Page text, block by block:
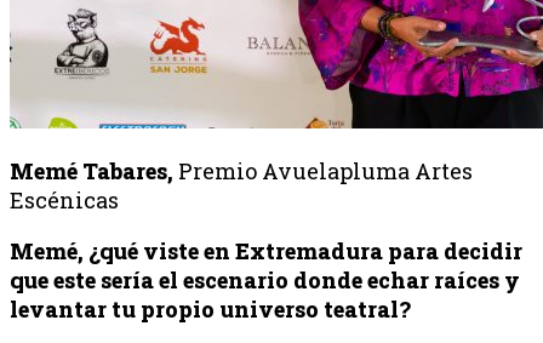
Memé Tabares, Premio Avuelapluma Artes
Escénicas
Memé, ¿qué viste en Extremadura para decidir
que este sería el escenario donde echar raíces y
levantar tu propio universo teatral?